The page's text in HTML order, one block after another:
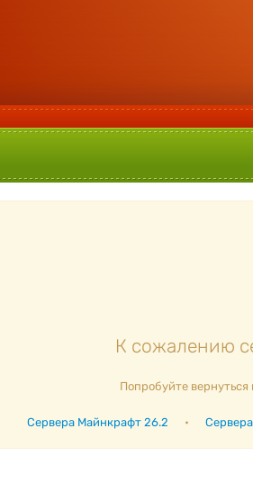
К сожалению
Попробуйте
Сервера Майнкрафт 26.2 •